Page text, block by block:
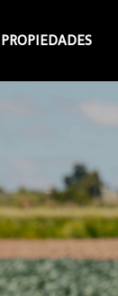
PROPIEDADES